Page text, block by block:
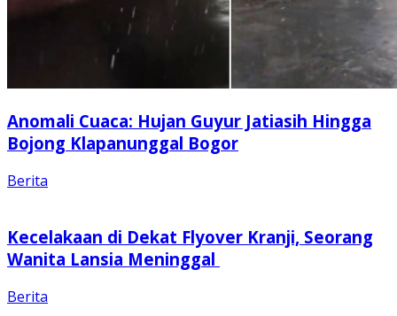
Anomali Cuaca: Hujan Guyur Jatiasih Hingga
Bojong Klapanunggal Bogor
Berita
Kecelakaan di Dekat Flyover Kranji, Seorang
Wanita Lansia Meninggal
Berita